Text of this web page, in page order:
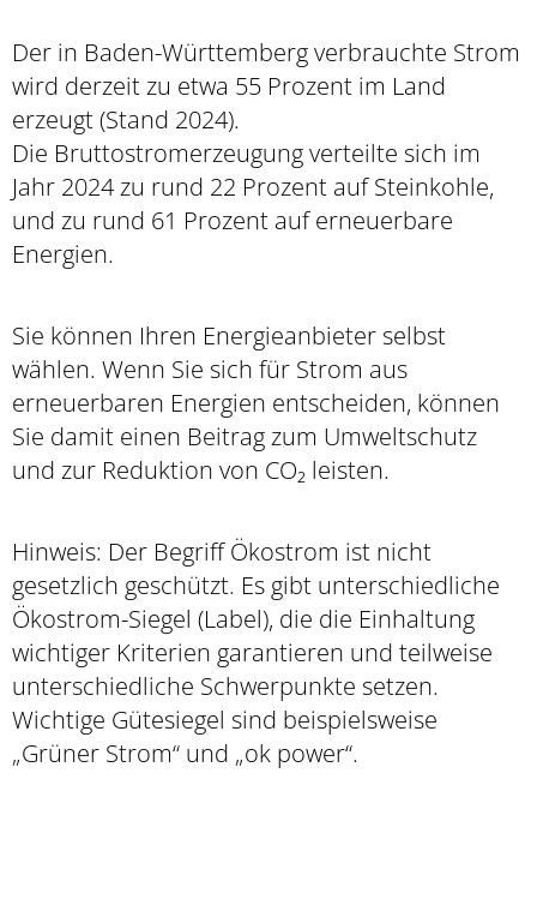
Der in Baden-Württemberg verbrauchte Strom
wird derzeit zu etwa 55 Prozent im Land
erzeugt (Stand 2024).
Die Bruttostromerzeugung verteilte sich im
Jahr 2024 zu rund 22 Prozent auf Steinkohle,
und zu rund 61 Prozent auf erneuerbare
Energien.
Sie können Ihren Energieanbieter selbst
wählen. Wenn Sie sich für Strom aus
erneuerbaren Energien entscheiden, können
Sie damit einen Beitrag zum Umweltschutz
und zur Reduktion von CO₂ leisten.
Hinweis: Der Begriff Ökostrom ist nicht
gesetzlich geschützt. Es gibt unterschiedliche
Ökostrom-Siegel (Label), die die Einhaltung
wichtiger Kriterien garantieren und teilweise
unterschiedliche Schwerpunkte setzen.
Wichtige Gütesiegel sind beispielsweise
„Grüner Strom“ und „ok power“.